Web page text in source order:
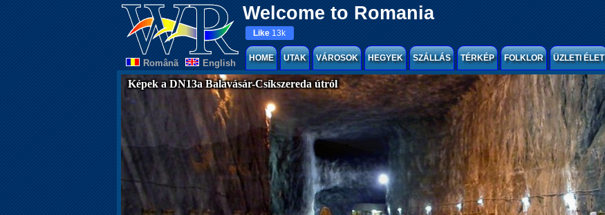
Welcome to Romania
Românã English
Like 13k
HOME UTAK VÁROSOK HEGYEK SZÁLLÁS TÉRKÉP FOLKLOR ÜZLETI ÉLET
Képek a DN13a Balavásár-Csíkszereda útról